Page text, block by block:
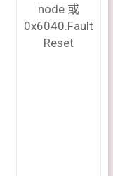
node 或
0x6040.Fault
Reset